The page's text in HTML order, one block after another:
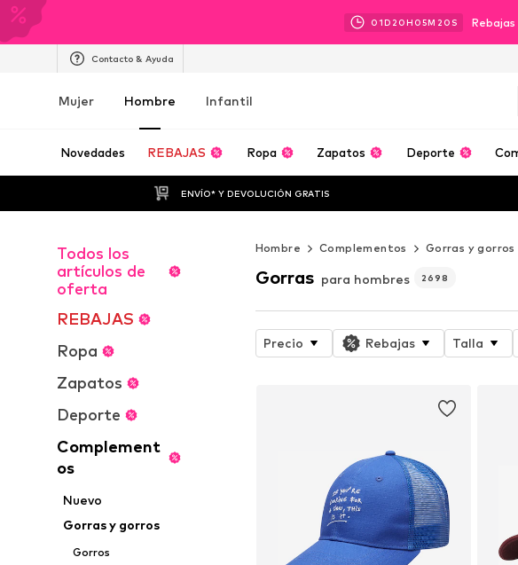
01D 20H 05M 18 S
Contacto & Ayuda
Mujer Hombre Infantil
Novedades REBAJAS Ropa Zapatos Deporte
ENVÍO* Y DEVOLUCIÓN GRATIS
Todos los
artículos de
oferta
REBAJAS
Ropa
Zapatos
Deporte
Complement
os
Nuevo
Gorras y gorros
Gorros
Hombre Complementos Gorras y gorros
Gorras para hombres 2698
Precio Rebajas Talla